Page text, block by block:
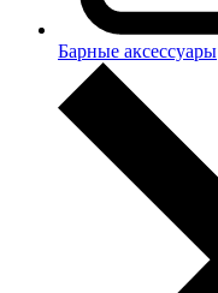
Барные аксессуары